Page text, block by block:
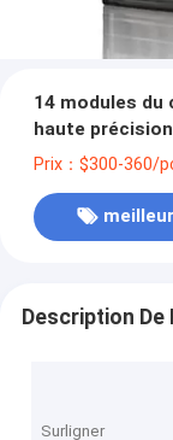
14 modules du
haute
Prix：$300-360/
Description De
Surligner